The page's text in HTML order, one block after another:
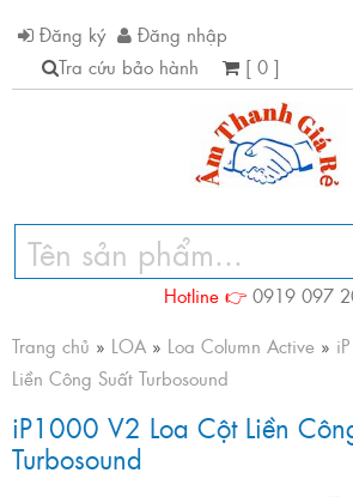
Đăng ký
Đăng nhập
Tra cứu bảo hành
[ 0 ]
Hotline 👉 0919 097
Trang chủ » LOA » Loa Column Active »
Liền Công Suất Turbosound
iP1000 V2 Loa Cột Liền
Turbosound